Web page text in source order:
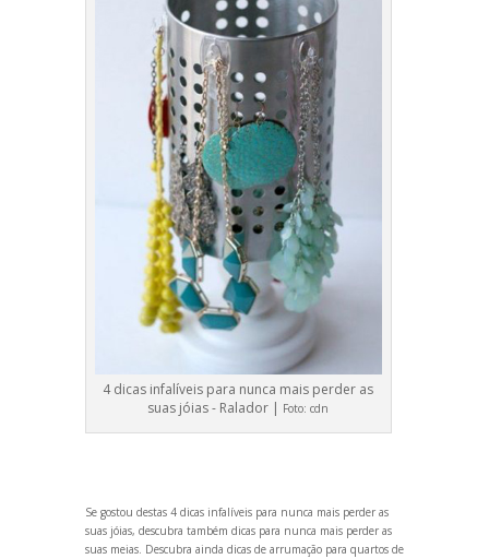
4 dicas infalíveis para nunca mais perder as
suas jóias - Ralador | Foto:cdn
Se gostou destas 4 dicas infalíveis para nunca mais perder as
suas jóias, descubra também dicas para nunca mais perder as
suas meias. Descubra ainda dicas de arrumação para quartos de